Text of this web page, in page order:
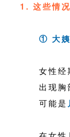
1. 这些情
① 大姨
女性经
出现胸
可能是